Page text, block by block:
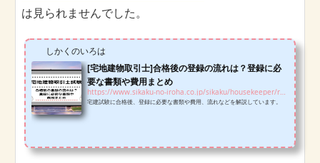
は見られませんでした。
しかくのいろは
[宅地建物取引士]合格後の登録の流れは？登録に必
要な書類や費用まとめ
宅建試験に合格後、登録に必要な書類や費用、流れなどを解説しています。